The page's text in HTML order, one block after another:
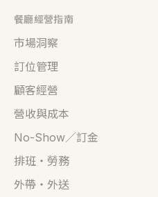
餐廳經營指南
市場洞察
訂位管理
顧客經營
營收與成本
No-Show／訂金
排班・勞務
外帶・外送